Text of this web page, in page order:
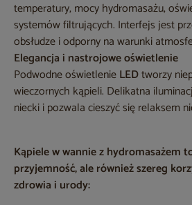
temperatury, mocy hydromasażu,
systemów filtrujących. Interfejs jest
obsłudze i odporny na warunki
Elegancja i nastrojowe oświetlenie
Podwodne oświetlenieLEDtworzy
wieczornych kąpieli. Delikatna
niecki i pozwala cieszyć się relaksem
Kąpiele w wannie z hydromasażem
przyjemność, ale również szereg
zdrowia i urody: